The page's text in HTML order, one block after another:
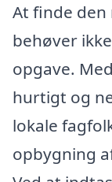
At finde
behøver
opgave.
hurtigt og
lokale
opbygning